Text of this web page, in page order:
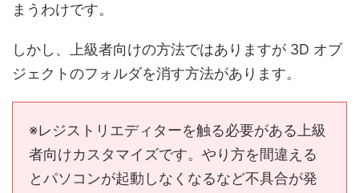
まうわけです。
しかし、上級者向けの方法ではありますが 3D オブ
ジェクトのフォルダを消す方法があります。
※レジストリエディターを触る必要がある上級
者向けカスタマイズです。やり方を間違える
とパソコンが起動しなくなるなど不具合が発